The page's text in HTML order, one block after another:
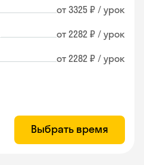
от 3325 ₽ / урок
от 2282 ₽ / урок
от 2282 ₽ / урок
Выбрать время